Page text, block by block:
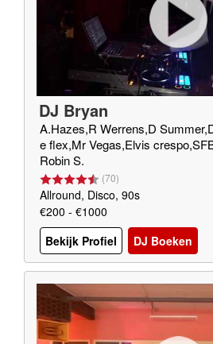
DJ Bryan
A.Hazes,R Werrens,D
e flex,Mr Vegas,Elvis
Robin S.
(70)
Allround, Disco, 90s
€200 - €1000
Bekijk Profiel
DJ Boeken